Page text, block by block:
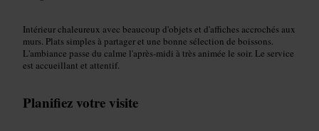
Intérieur chaleureux avec beaucoup d'objets et d'affiches accrochés aux
murs. Plats simples à partager et une bonne sélection de boissons.
L'ambiance passe du calme l'après-midi à très animée le soir. Le service
est accueillant et attentif.
Planifiez votre visite